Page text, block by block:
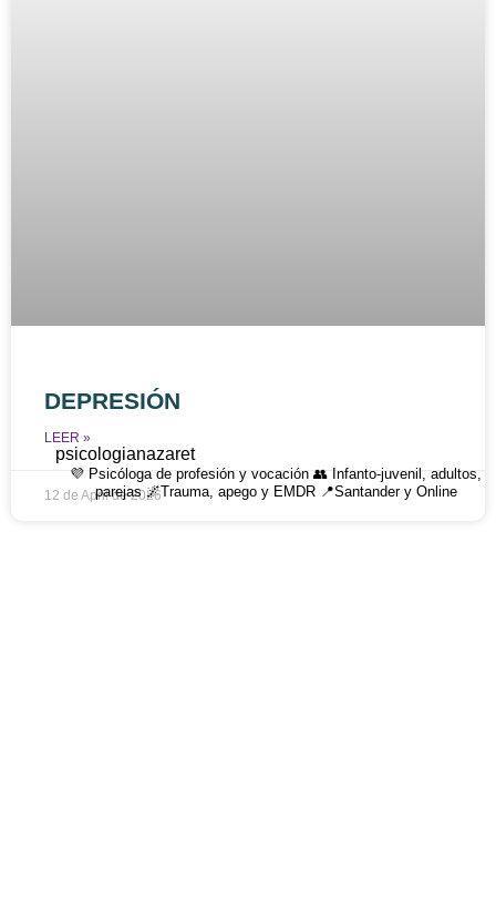
DEPRESIÓN
LEER »
12 de April de 2026
psicologianazaret
💜 Psicóloga de profesión y vocación 👥 Infanto-juvenil, adultos,
parejas 🌌Trauma, apego y EMDR 📍Santander y Online